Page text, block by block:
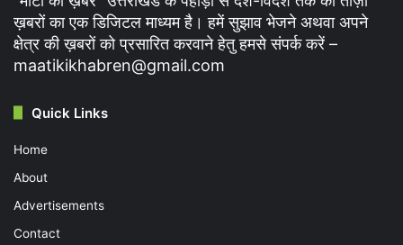
ख़बरों का एक डिजिटल माध्यम है। हमें सुझाव भेजने अथवा अपने
क्षेत्र की ख़बरों को प्रसारित करवाने हेतु हमसे संपर्क करें –
maatikikhabren@gmail.com
Quick Links
Home
About
Advertisements
Contact